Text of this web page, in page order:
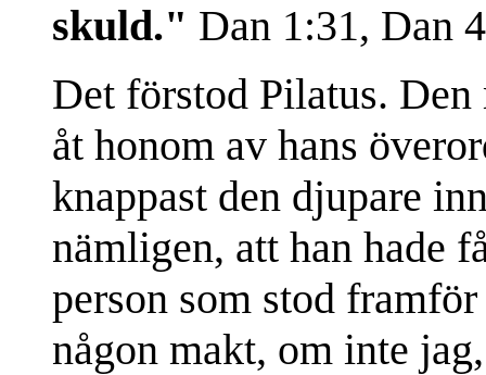
skuld." Dan 1:31, Dan
Det förstod Pilatus.
åt honom av hans
knappast den djupare
nämligen, att han hade
person som stod
någon makt, om inte